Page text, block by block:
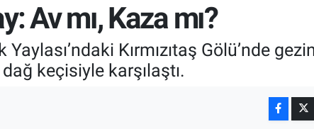
6500.87 0.12
BİST100
13.799
70
Av mı, Kaza mı?
Kırmızıtaş Gölü’nde
keçisiyle karşılaştı.